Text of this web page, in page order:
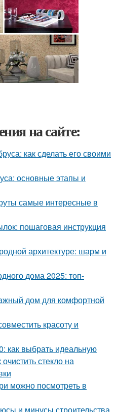
на сайте:
как сделать его своими
основные этапы и
самые интересные в
пошаговая инструкция
архитектуре: шарм и
дома 2025: топ-
дом для комфортной
красоту и
как выбрать идеальную
стекло на
можно посмотреть в